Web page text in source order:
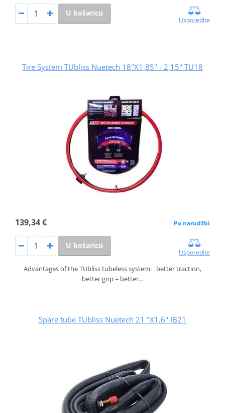
U košaricu
Usporedite
Tire System TUbliss Nuetech 18"X1,85" - 2,15" TU18
139,34 € Po narudžbi
U košaricu
Usporedite
Advantages of the TUbliss tubeless system: better traction,
better grip = better…
Spare tube TUbliss Nuetech 21 "X1,6" IB21